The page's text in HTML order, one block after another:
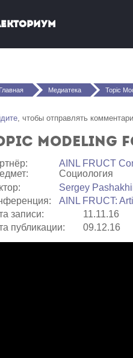
здесь
Главная Медиатека Topic
, чтобы отправлять
Modeling
AINL FRUCT
Социология
Sergey
AINL FRUCT:
записи:
11.11.16
публикации:
09.12.16